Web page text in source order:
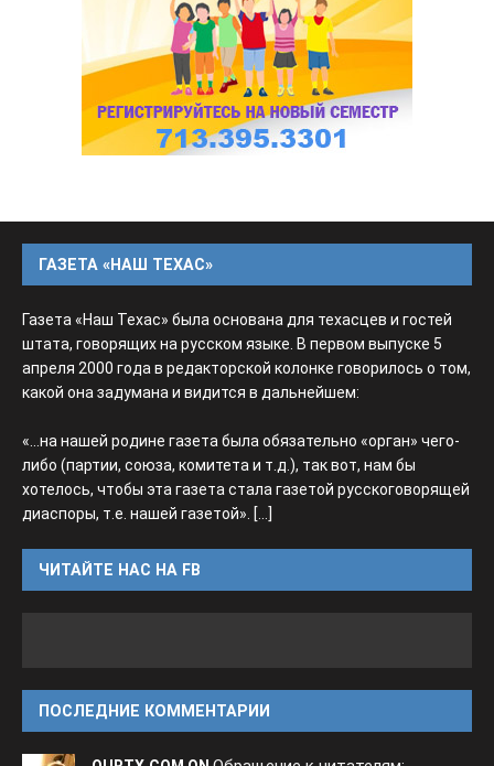
ГАЗЕТА «НАШ ТЕХАС»
Газета «Наш Техас» была основана для техасцев и гостей
штата, говорящих на русском языке. В первом выпуске 5
апреля 2000 года в редакторской колонке говорилось о том,
какой она задумана и видится в дальнейшем:
«...на нашей родине газета была обязательно «орган» чего-
либо (партии, союза, комитета и т.д.), так вот, нам бы
хотелось, чтобы эта газета стала газетой русскоговорящей
диаспоры, т.е. нашей газетой». [...]
ЧИТАЙТЕ НАС НА FB
ПОСЛЕДНИЕ КОММЕНТАРИИ